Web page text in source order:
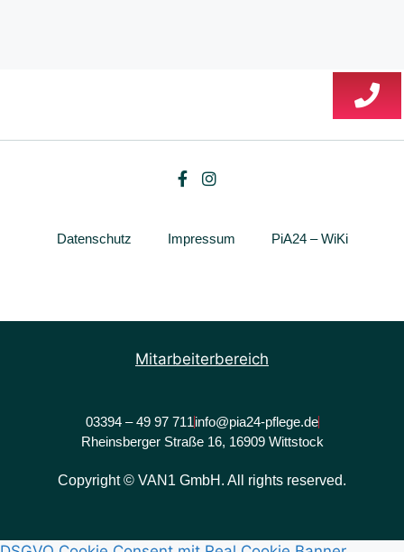
Datenschutz Impressum PiA24 – WiKi
Copyright © VAN1 GmbH. All rights reserved.
03394 – 49 97 711info@pia24-pflege.de
Rheinsberger Straße 16, 16909 Wittstock
Mitarbeiterbereich